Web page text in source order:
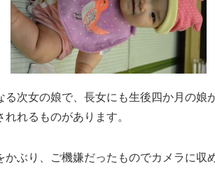
る次女の娘で、長女にも生後四か月の娘
れるものがあります。
かぶり、ご機嫌だったものでカメラに収